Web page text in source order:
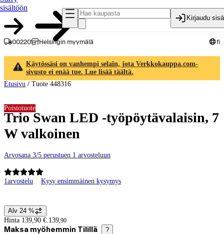
sisältöön
Kirjaudu
00220 Helsingin myymälä fi
Käytössäsi on vanhempi selain, jota Verkkokauppa.com-
sivusto ei enää tue. Lue lisää täältä.
Etusivu / Tuote 448316
Trio Swan LED -työpöytävalaisin, 7
W valkoinen
Arvosana 3/5 perustuen 1 arvosteluun
1arvostelu Kysy ensimmäinen kysymys
Poistotuote
Hintatiedot
Alv 24 %
Hinta 139,90 €. 139,90
Maksa myöhemmin Tilillä ?